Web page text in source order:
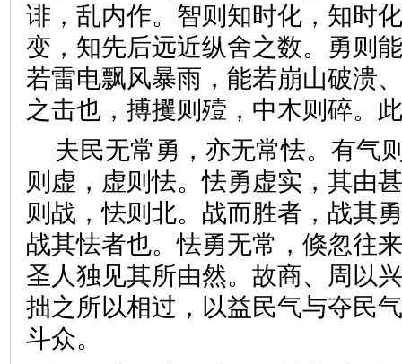
诽，乱内作。智则知时化，知时
变，知先后远近纵舍之数。勇则
若雷电飘风暴雨，能若崩山破溃
之击也，搏攫则殪，中木则碎
夫民无常勇，亦无常怯。有气
则虚，虚则怯。怯勇虚实，其由
则战，怯则北。战而胜者，战其
战其怯者也。怯勇无常，倏忽往
圣人独见其所由然。故商、周以
拙之所以相过，以益民气与夺民
斗众。